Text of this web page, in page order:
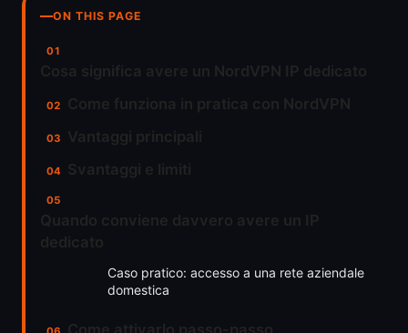
ON THIS PAGE
Caso pratico: accesso a una rete aziendale
domestica